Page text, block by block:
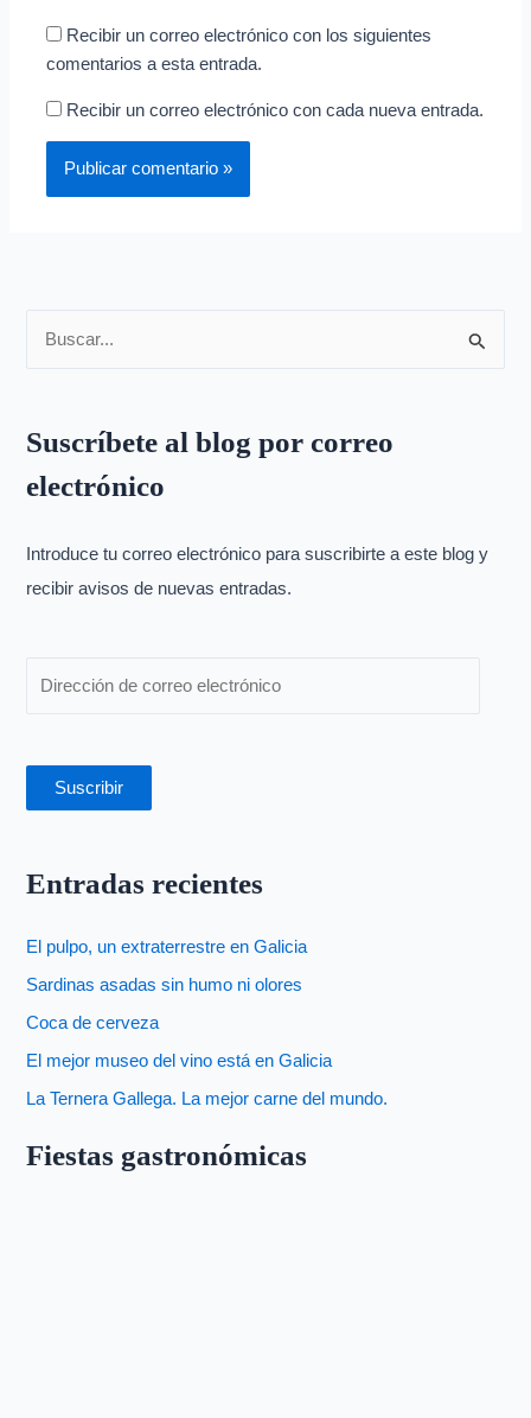
Recibir un correo electrónico con los siguientes
comentarios a esta entrada.
Recibir un correo electrónico con cada nueva entrada.
c
a
p
o
Suscríbete al blog por correo
electrónico
Introduce tu correo electrónico para suscribirte a este blog y
recibir avisos de nuevas entradas.
Suscribir
Entradas recientes
El pulpo, un extraterrestre en Galicia
Sardinas asadas sin humo ni olores
Coca de cerveza
El mejor museo del vino está en Galicia
La Ternera Gallega. La mejor carne del mundo.
Fiestas gastronómicas